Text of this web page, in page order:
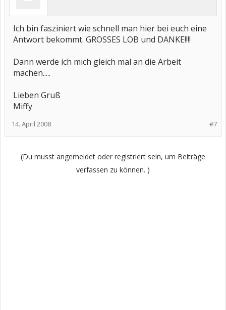
Ich bin fasziniert wie schnell man hier bei euch eine
Antwort bekommt. GROSSES LOB und DANKE!!!!
Dann werde ich mich gleich mal an die Arbeit
machen.....
Lieben Gruß
Miffy
#7
14. April 2008
(Du musst angemeldet oder registriert sein, um Beiträge
verfassen zu können. )